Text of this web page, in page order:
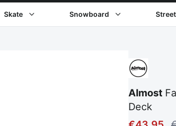
Skate Snowboard
Almost
Deck